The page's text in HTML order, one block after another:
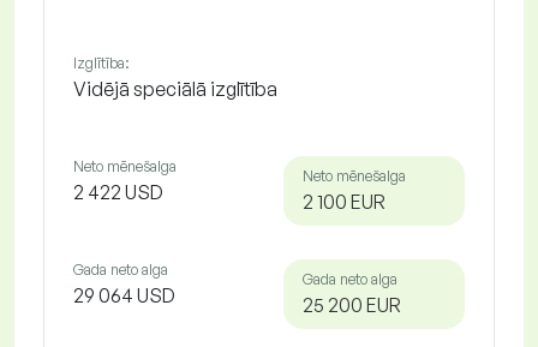
Izglītība:
Vidējā speciālā izglītība
Neto mēnešalga
2 422 USD
Neto mēnešalga
2 100 EUR
Gada neto alga
29 064 USD
Gada neto alga
25 200 EUR